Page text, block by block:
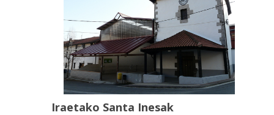
Iraetako Santa Inesak